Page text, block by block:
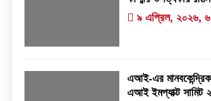
৯ এপ্রিল, ২০২৬,
এআই-এর মানবকেন্দ্রিক
এআই ইমপ্যাক্ট সামিট